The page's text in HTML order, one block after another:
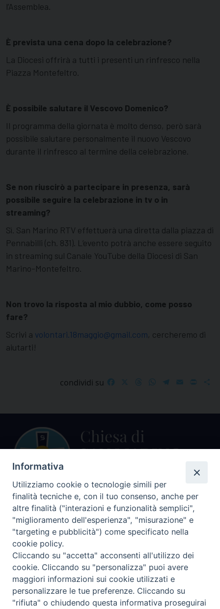
l’Assemblea.
È prevista una cena dopo la celebrazione?
La Diocesi offrirà a tutti i presenti un rinfresco nella
Piazza Montefeltro.
È possibile salutare il Vescovo Domenico?
Il programma della giornata è molto denso, però sarà
possibile salutare personalmente il nuovo Vescovo
durante il rinfresco al termine della celebrazione.
Se non riuscirò a partecipare in presenza, sarà
possibile seguire la celebrazione in tv o in
streaming?
Sì. San Marino RTV effettuerà una diretta dalla piazza di
Pennabilli (ch. 831). L’evento potrà anche essere seguito
in streaming sul Canale YouTube della Diocesi di San
Marino-Montefeltro.
Non trovo la risposta al mio dubbio, come posso
fare?
Scrivi a volontari.18maggio@gmail.com, cercheremo di
aiutarti!
condividi su FacebookThreadsWhatsApp
Telegram
EmailPrint
Centralino Curia Vescovile
0541 913711
Indirizzo
47864 PENNABILLI (RN)
Seguici su
Facebook
Instagram
LinkedIn
X YouTube
Feed
Informativa
Utilizziamo cookie o tecnologie simili per
finalità tecniche e, con il tuo consenso, anche per
altre finalità ("interazioni e funzionalità semplici",
"miglioramento dell'esperienza", "misurazione" e
"targeting e pubblicità") come specificato nella
cookie policy.
Cliccando su "accetta" acconsenti all'utilizzo dei
cookie. Cliccando su "personalizza" puoi avere
maggiori informazioni sui cookie utilizzati e
personalizzare le tue preferenze. Cliccando su
"rifiuta" o chiudendo questa informativa proseguirai